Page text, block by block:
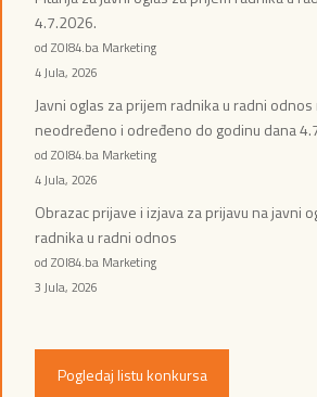
4.7.2026.
od ZOI84.ba Marketing
4 Jula, 2026
Javni oglas za prijem radnika u radni odnos
neodređeno i određeno do godinu dana
od ZOI84.ba Marketing
4 Jula, 2026
Obrazac prijave i izjava za prijavu na javni
radnika u radni odnos
od ZOI84.ba Marketing
3 Jula, 2026
Pogledaj listu konkursa